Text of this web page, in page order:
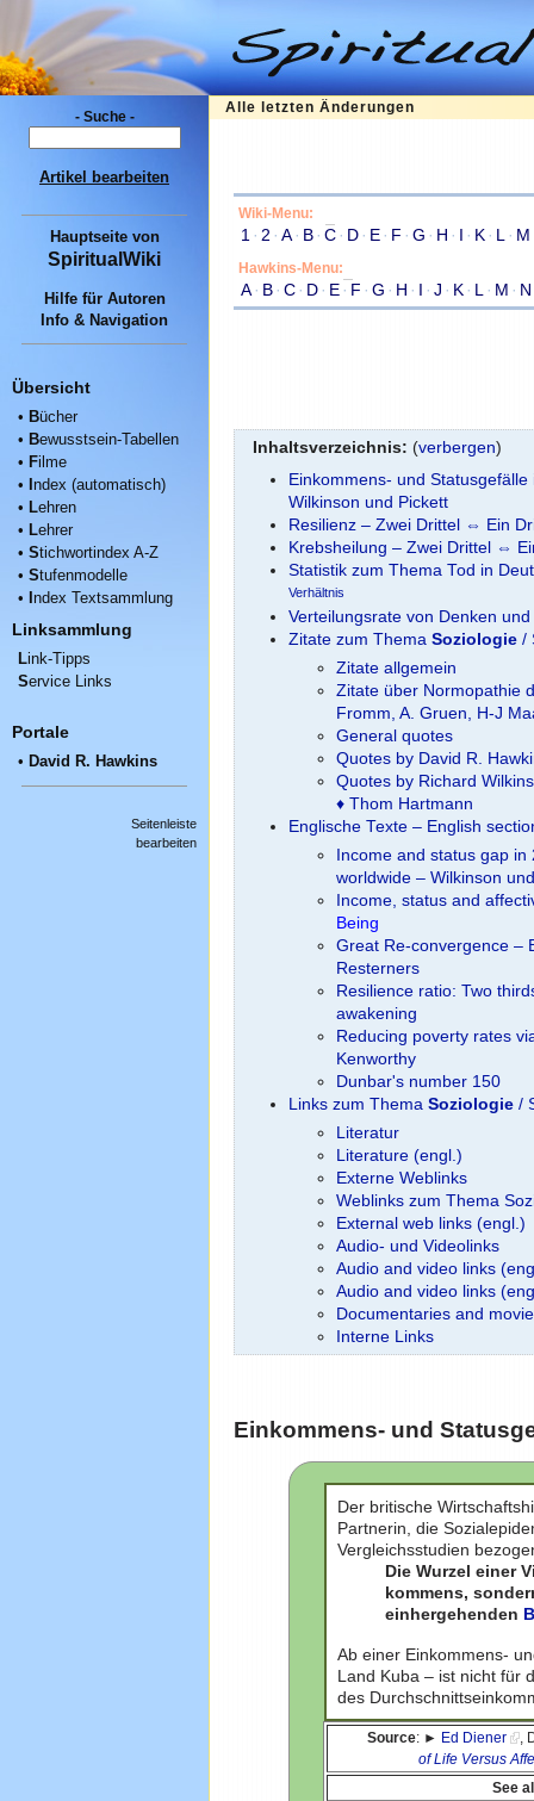
- Suche -
Artikel bearbeiten
Hauptseitevon
SpiritualWiki
Hilfe für Autoren
Info & Navigation
Übersicht
• Bücher
• Bewusstsein-Tabellen
• Filme
• ndex (automatisch)
• Lehren
• Lehrer
• Stichwortindex A-Z
• Stufenmodelle
• ndex Textsammlung
Linksammlung
Link-Tipps
Service Links
Portale
• David R. Hawkins
Seitenleiste
bearbeiten
Alle letzten Änderungen
Wiki-Menu:
1 · 2 · A· B· C· D· E· F · G · H · I · K· L · M
Hawkins-Menu:
A· B· C· D· E· F · G · H · I · J · K· L · M · N
Inhaltsverzeichnis: (verbergen)
Einkommens- und
Wilkinson und Pickett
Resilienz – Zwei Drittel ⇔ Ein
Krebsheilung – Zwei Drittel ⇔
Statistik zum Thema Tod in
Verhältnis
Verteilungsrate von Denken
Zitate zum Thema Soziologie/
Zitate allgemein
Zitate über Normopathie
Fromm, A. Gruen, H-J
General quotes
Quotes by David R.
Quotes by Richard
♦ Thom Hartmann
Englische Texte – English
Income and status gap
worldwide – Wilkinson
Income, status and
Being
Great Re-convergence –
Resterners
Resilience ratio: Two
awakening
Reducing poverty rates
Kenworthy
Dunbar's number 150
Links zum Thema Soziologie/
Literatur
Literature (engl.)
Externe Weblinks
Weblinks zum Thema
External web links (engl.)
Audio- und Videolinks
Audio and video links
Audio and video links
Documentaries and
Interne Links
Einkommens- und
Der britische
Partnerin, die
Vergleichsstudien
Die Wurzel einer
kommens,
einhergehenden
Ab einer Einkommens-
Land Kuba – ist nicht für
des
Source: ► Ed Diener
,
of Life Versus
See